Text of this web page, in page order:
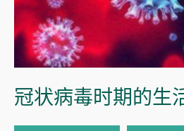
冠状病毒时期的生